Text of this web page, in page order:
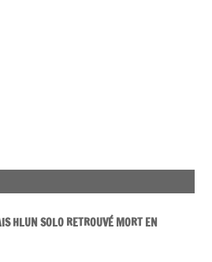
HLUN SOLO RETROUVÉ MORT EN